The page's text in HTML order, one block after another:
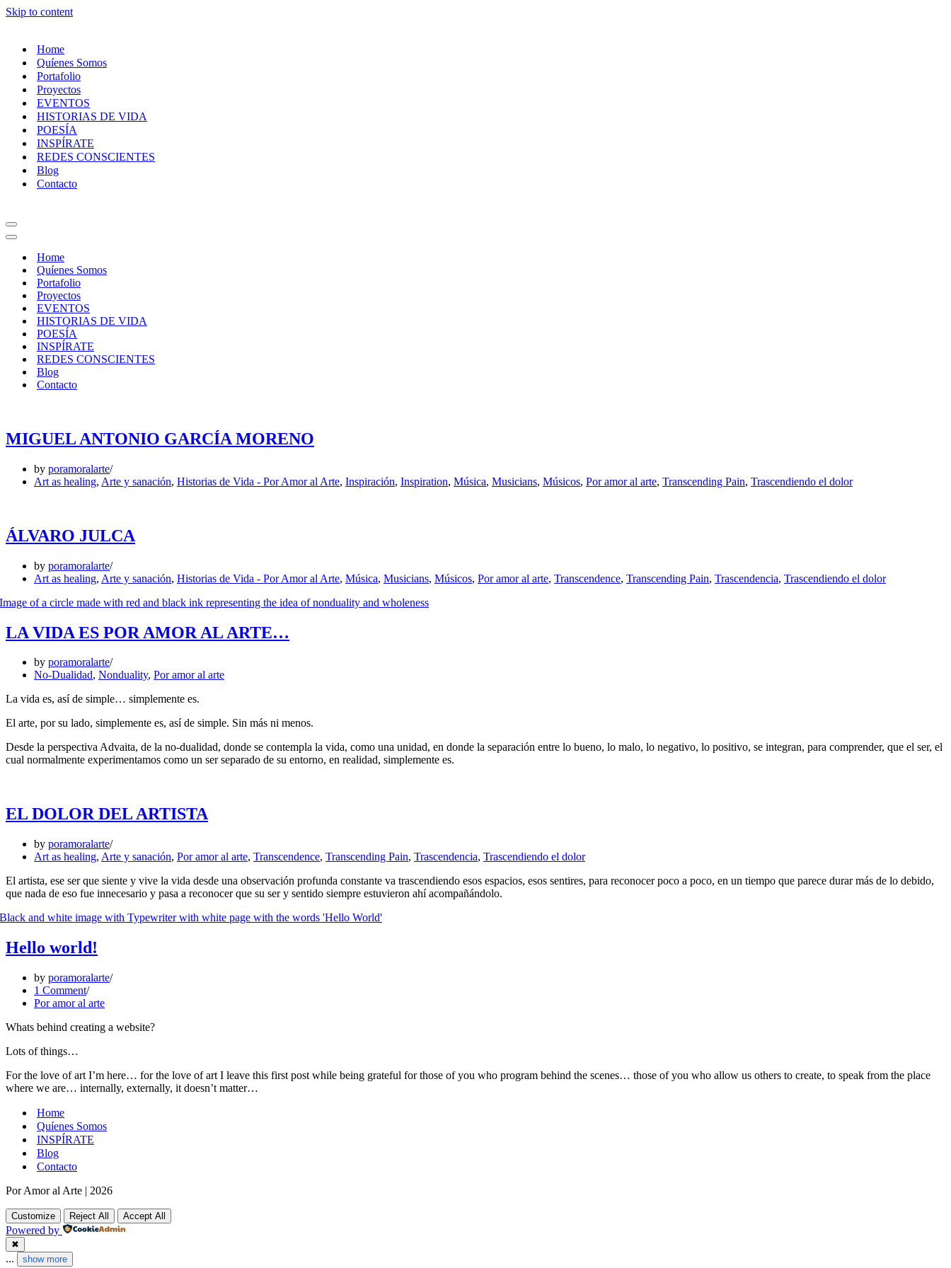
Skip to content
Home
Quíenes Somos
Portafolio
Proyectos
EVENTOS
HISTORIAS DE VIDA
POESÍA
INSPÍRATE
REDES CONSCIENTES
Blog
Contacto
Navigation
Menu
Navigation
Home
Quíenes Somos
Portafolio
Proyectos
EVENTOS
HISTORIAS DE VIDA
POESÍA
INSPÍRATE
REDES CONSCIENTES
Blog
Contacto
MIGUEL ANTONIO GARCÍA MORENO
by poramoralarte
Art as healing, Arte y sanación, Historias de Vida - Por Amor al Arte, Inspiración, Inspiration, Música, Musicians, Músicos, Por amor al arte, Transcending Pain, Trascendiendo el dolor
ÁLVARO JULCA
by poramoralarte
Art as healing, Arte y sanación, Historias de Vida - Por Amor al Arte, Música, Musicians, Músicos, Por amor al arte, Transcendence, Transcending Pain, Trascendencia, Trascendiendo el dolor
LA VIDA ES POR AMOR AL ARTE…
by poramoralarte
No-Dualidad, Nonduality, Por amor al arte
La vida es, así de simple… simplemente es.
El arte, por su lado, simplemente es, así de simple. Sin más ni menos.
Desde la perspectiva Advaita, de la no-dualidad, donde se contempla la vida, como una unidad, en donde la separación entre lo bueno, lo malo, lo negativo, lo positivo, se integran, para comprender, que el ser, el
cual normalmente experimentamos como un ser separado de su entorno, en realidad, simplemente es.
EL DOLOR DEL ARTISTA
by poramoralarte
Art as healing, Arte y sanación, Por amor al arte, Transcendence, Transcending Pain, Trascendencia, Trascendiendo el dolor
El artista, ese ser que siente y vive la vida desde una observación profunda constante va trascendiendo esos espacios, esos sentires, para reconocer poco a poco, en un tiempo que parece durar más de lo debido,
que nada de eso fue innecesario y pasa a reconocer que su ser y sentido siempre estuvieron ahí acompañándolo.
Hello world!
by poramoralarte
1 Comment
Por amor al arte
Whats behind creating a website?
Lots of things…
For the love of art I’m here… for the love of art I leave this first post while being grateful for those of you who program behind the scenes… those of you who allow us others to create, to speak from the place
where we are… internally, externally, it doesn’t matter…
Home
Quíenes Somos
INSPÍRATE
Blog
Contacto
Por Amor al Arte | 2026
Customize Reject All Accept All
Powered by
✖
... show more